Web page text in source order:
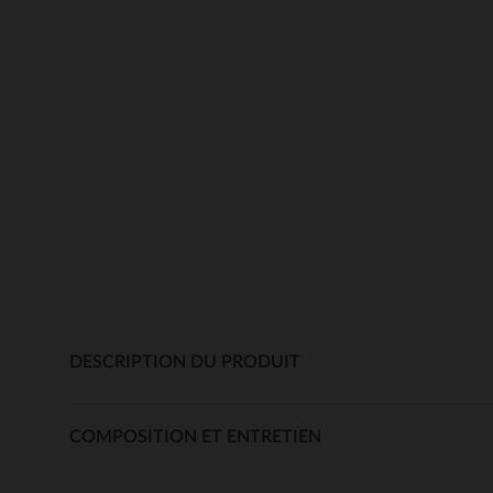
DESCRIPTION DU PRODUIT
COMPOSITION ET ENTRETIEN